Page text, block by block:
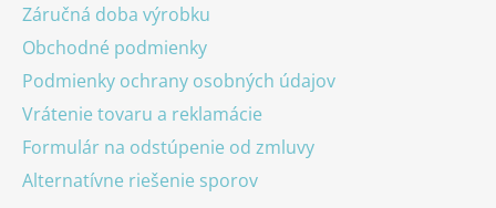
Záručná doba výrobku
Obchodné podmienky
Podmienky ochrany osobných údajov
Vrátenie tovaru a reklamácie
Formulár na odstúpenie od zmluvy
Alternatívne riešenie sporov